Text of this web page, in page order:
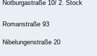
Notburgastraße 10/ 2. Stock
Romanstraße 93
Nibelungenstraße 20